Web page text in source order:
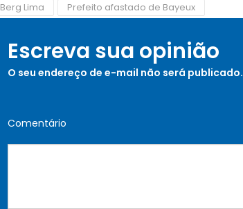
Berg Lima Prefeito afastado de Bayeux
Escreva sua opinião
O seu endereço de e-mail não será publicado.
Comentário